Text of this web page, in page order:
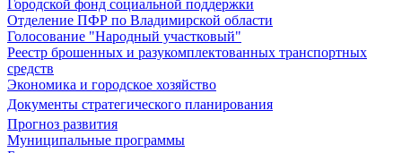
Городской фонд социальной поддержки
Отделение ПФР по Владимирской области
Голосование "Народный участковый"
Реестр брошенных и разукомплектованных транспортных
средств
Экономика и городское хозяйство
Документы стратегического планирования
Прогноз развития
Муниципальные программы